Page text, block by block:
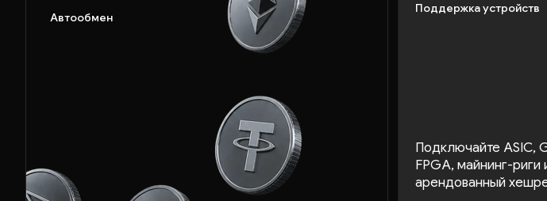
Поддержка устройств
Подключайте ASIC,
FPGA, майнинг-риги
арендованный
Автообмен